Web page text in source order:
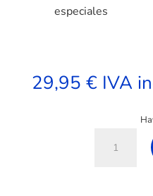
especiales
29,95 € IVA